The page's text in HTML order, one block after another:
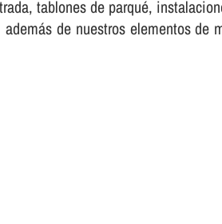
tablones de parqué,
de nuestros elementos de